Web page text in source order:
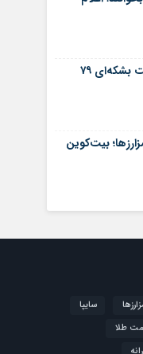
سقوط قیمت نفت؛ برنت بشکه‌ای ۷۹
بیت‌کوین
سایپا
طلا